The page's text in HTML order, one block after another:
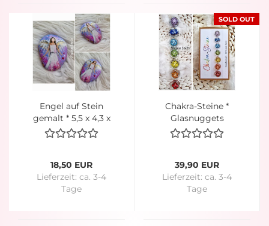
Engel auf Stein
gemalt * 5,5 x 4,3 x
1,5 cm * Rosa-Lila-
18,50 EUR
Lieferzeit: ca. 3-4
Tage
SOLD OUT
Chakra-Steine *
Glasnuggets
handbemalt * ca. 3
39,90 EUR
Lieferzeit: ca. 3-4
Tage